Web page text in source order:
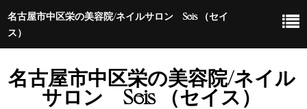
名古屋市中区栄の美容院/ネイルサロン Seis （セイ
ス）
名古屋市中区栄の美容院/ネイル
サロン Seis （セイス）